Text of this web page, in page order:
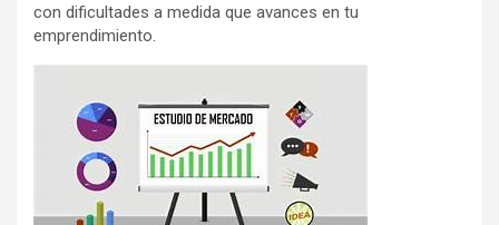
con dificultades a medida que avances en tu
emprendimiento.